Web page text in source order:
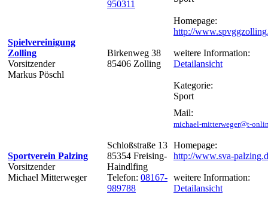
950311
Spielvereinigung
Zolling
Vorsitzender
Markus Pöschl
Birkenweg 38
85406 Zolling
Homepage:
http://
weitere Information:
Detailansicht
Kategorie:
Sport
Sportverein Palzing
Vorsitzender
Michael Mitterweger
Schloßstraße 13
85354 Freising-
Haindlfing
Telefon: 08167-
989788
Mail:
michael-mitterweger@t-
Homepage:
http://www.sva-
weitere Information:
Detailansicht